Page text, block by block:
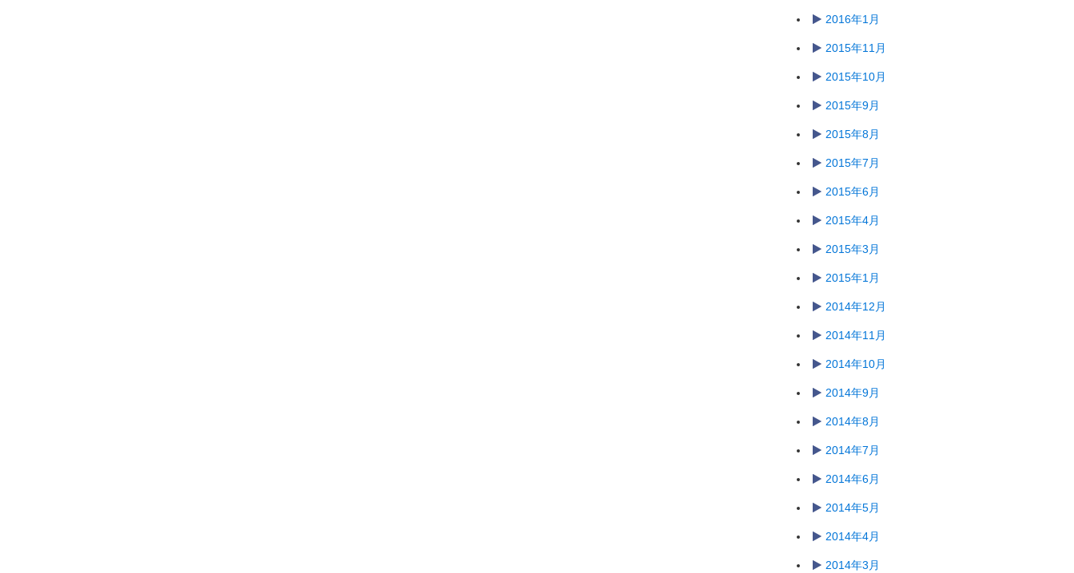
2016年1月
2015年11月
2015年10月
2015年9月
2015年8月
2015年7月
2015年6月
2015年4月
2015年3月
2015年1月
2014年12月
2014年11月
2014年10月
2014年9月
2014年8月
2014年7月
2014年6月
2014年5月
2014年4月
2014年3月